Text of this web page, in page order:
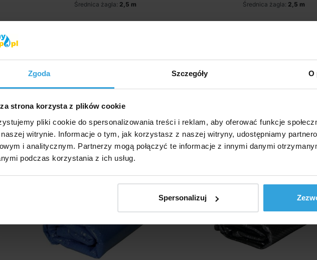
Zgoda Szczegóły O
strona korzysta z plików cookie
pliki cookie do spersonalizowania treści i reklam, aby oferować funkcje
witrynie. Informacje o tym, jak korzystasz z naszej witryny, udostępniamy
i analitycznym. Partnerzy mogą połączyć te informacje z innymi danymi
podczas korzystania z ich usług.
Spersonalizuj
Średnica żagla: 2,5 m
do koszyka
Średnica żagla: 2,5 m
do koszyka
Niebieski żagiel solarny do basenu o
średnicy 3,6m
Czarny żagiel solarny do
średnicy 3,6m